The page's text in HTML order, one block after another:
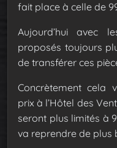
fait place à celle de
Aujourd’hui avec
proposés toujours
de transférer ces
Concrètement cela
prix à l’Hôtel des
seront plus limités à
va reprendre de plus